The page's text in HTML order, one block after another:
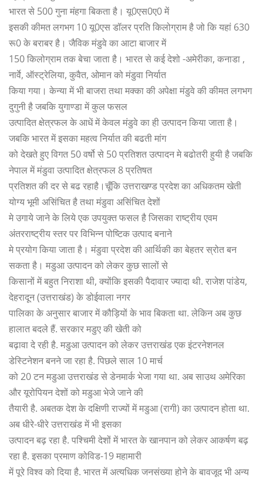
भारत से 500 गुना मंहगा बिकता है। यू0एस0ए0 में
इसकी कीमत लगभग 10 यू0एस डॉलर प्रति किलोग्राम है जो कि यहां 630
रू0 के बराबर है। जैविक मंडुवे का आटा बाजार में
150 किलोग्राम तक बेचा जाता है। भारत से कई देशो -अमेरीका, कनाडा ,
नार्वे, ऑस्ट्रेलिया, कुवैत, ओमान को मंडुवा निर्यात
किया गया। केन्या में भी बाजरा तथा मक्का की अपेक्षा मंडुवे की कीमत लगभग
दुगुनी है जबकि युगाण्डा में कुल फसल
उत्पादित क्षेत्रफल के आधें में केवल मंडुवे का ही उत्पादन किया जाता है।
जबकि भारत में इसका महत्व निर्यात की बढती मांग
को देखते हुए विगत 50 वर्षो से 50 प्रतिशत उत्पादन मे बढोतरी हुयी है जबकि
नेपाल में मंडुवा उत्पादित क्षेत्रफल 8 प्रतिषत
प्रतिशत की दर से बढ रहाहै।चूँकि उत्तराखण्ड प्रदेश का अधिकतम खेती
योग्य भूमी असिंचित है तथा मंडुवा असिंचित देशों
मे उगाये जाने के लिये एक उपयुक्त फसल है जिसका राष्ट्रीय एवम
अंतरराष्ट्रीय स्तर पर विभिन्न पोष्टिक उत्पाद बनाने
मे प्रयोग किया जाता है। मंडुवा प्रदेश की आर्थिकी का बेहतर स्रोत बन
सकता है। मडुआ उत्पादन को लेकर कुछ सालों से
किसानों में बहुत निराशा थी, क्योंकि इसकी पैदावार ज्यादा थी. राजेश पांडेय,
देहरादून (उत्तराखंड) के डोईवाला नगर
पालिका के अनुसार बाजार में कौड़ियों के भाव बिकता था. लेकिन अब कुछ
हालात बदले हैं. सरकार मडुए की खेती को
बढ़ावा दे रही है. मडुआ उत्पादन को लेकर उत्तराखंड एक इंटरनेशनल
डेस्टिनेशन बनने जा रहा है. पिछले साल 10 मार्च
को 20 टन मडुआ उत्तराखंड से डेनमार्क भेजा गया था. अब साउथ अमेरिका
और यूरोपियन देशों को मडुआ भेजे जाने की
तैयारी है. अबतक देश के दक्षिणी राज्यों में मडुआ (रागी) का उत्पादन होता था.
अब धीरे-धीरे उत्तराखंड में भी इसका
उत्पादन बढ़ रहा है. पश्चिमी देशों में भारत के खानपान को लेकर आकर्षण बढ़
रहा है. इसका प्रमाण कोविड-19 महामारी
में पूरे विश्व को दिया है. भारत में अत्यधिक जनसंख्या होने के बावजूद भी अन्य